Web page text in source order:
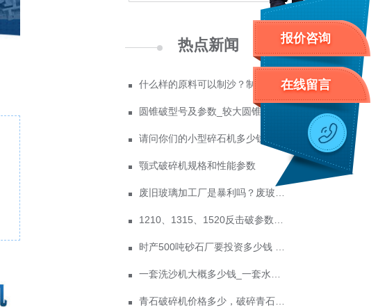
热点新闻
什么样的原料可以制沙？制成沙子成本多少
圆锥破型号及参数_较大圆锥破碎机型号
请问你们的小型碎石机多少钱一台？
颚式破碎机规格和性能参数
废旧玻璃加工厂是暴利吗？废玻璃加工设备多少钱？
1210、1315、1520反击破参数及价格
时产500吨砂石厂要投资多少钱 政府为什么不支持机制砂？
一套洗沙机大概多少钱_一套水洗砂设备价格
青石破碎机价格多少，破碎青石一吨能出多少12石子？
报价咨询
在线留言